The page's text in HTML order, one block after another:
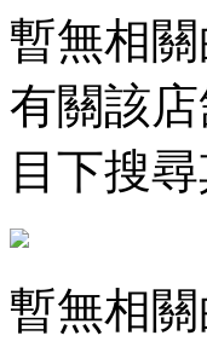
暫無相
有關該
目下搜
暫無相